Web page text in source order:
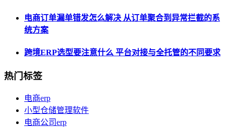
电商订单漏单错发怎么解决 从订单聚合到异常拦截的系
统方案
跨境ERP选型要注意什么 平台对接与全托管的不同要求
热门标签
电商erp
小型仓储管理软件
电商公司erp